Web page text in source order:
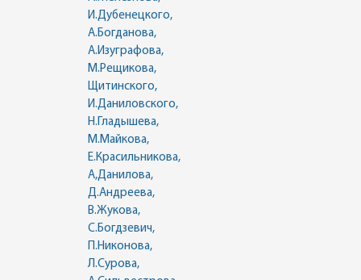
И.Дубенецкого,
А.Богданова,
А.Изуграфова,
М.Рещикова,
Щитинского,
И.Даниловского,
Н.Гладышева,
М.Майкова,
Е.Красильникова,
А,Данилова,
Д.Андреева,
В.Жукова,
С.Богдзевич,
П.Никонова,
Л.Сурова,